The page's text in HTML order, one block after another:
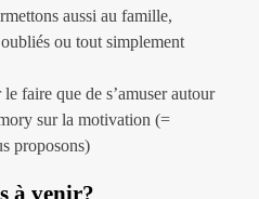
aussi au famille,
ou tout simplement
faire que de s’amuser autour
sur la motivation (=
proposons)
à venir?